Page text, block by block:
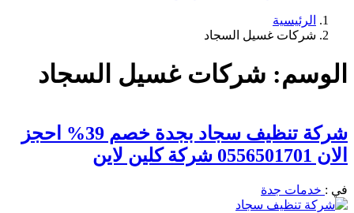
الرئيسية
شركات غسيل السجاد
الوسم: شركات غسيل السجاد
شركة تنظيف سجاد بجدة خصم 39% احجز
الان 0556501701 شركة كلين لاين
في : خدمات جدة